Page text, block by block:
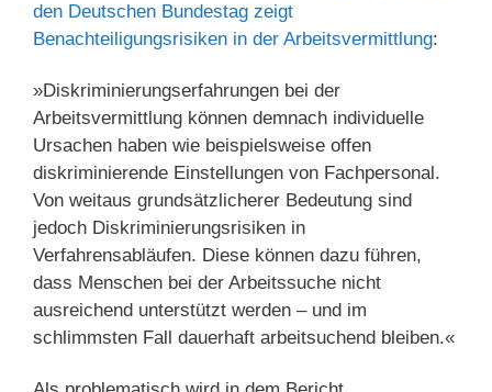
den Deutschen Bundestag zeigt
Benachteiligungsrisiken in der Arbeitsvermittlung:
»Diskriminierungserfahrungen bei der
Arbeitsvermittlung können demnach individuelle
Ursachen haben wie beispielsweise offen
diskriminierende Einstellungen von Fachpersonal.
Von weitaus grundsätzlicherer Bedeutung sind
jedoch Diskriminierungsrisiken in
Verfahrensabläufen. Diese können dazu führen,
dass Menschen bei der Arbeitssuche nicht
ausreichend unterstützt werden – und im
schlimmsten Fall dauerhaft arbeitsuchend bleiben.«